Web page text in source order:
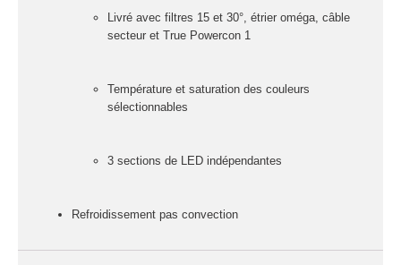
fumée-geyser
VENTE SONO ET
Éclairage
Accessoires
Machines à effets
Livré avec filtres 15 et 30°, étrier oméga, câble
secteur et True Powercon 1
Température et saturation des couleurs
sélectionnables
3 sections de LED indépendantes
Refroidissement pas convection